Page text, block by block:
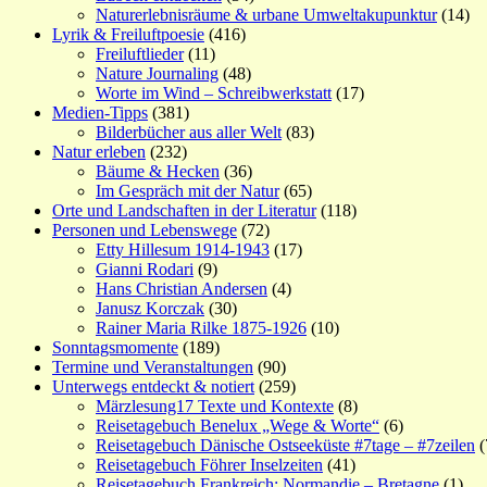
Naturerlebnisräume & urbane Umweltakupunktur(14)
Lyrik & Freiluftpoesie (416)
Freiluftlieder(11)
Nature Journaling (48)
Worte im Wind – Schreibwerkstatt (17)
Medien-Tipps (381)
Bilderbücher aus aller Welt (83)
Natur erleben (232)
Bäume & Hecken (36)
Im Gespräch mit der Natur(65)
Orte und Landschaften in der Literatur(118)
Personen und Lebenswege (72)
Etty Hillesum 1914-1943 (17)
Gianni Rodari (9)
Hans Christian Andersen (4)
Janusz Korczak (30)
Rainer Maria Rilke 1875-1926 (10)
Sonntagsmomente (189)
Termine und Veranstaltungen (90)
Unterwegs entdeckt & notiert (259)
Märzlesung17 Texte und Kontexte (8)
Reisetagebuch Benelux „Wege & Worte“ (6)
Reisetagebuch Dänische Ostseeküste #7tage – #7zeilen
Reisetagebuch Föhrer Inselzeiten (41)